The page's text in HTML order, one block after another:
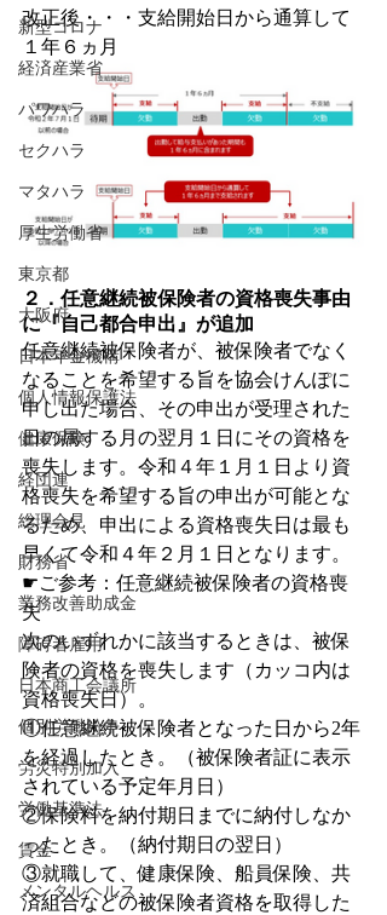
新型コロナ
経済産業省
パワハラ
セクハラ
マタハラ
厚生労働省
東京都
大阪府
日本年金機構
個人情報保護法
健康保険
経団連
総理会見
財務省
業務改善助成金
障碍者雇用
日本商工会議所
個別労働紛争
労災特別加入
労働基準法
賃金
メンタルヘルス
改正後・・・支給開始日から通算して
１年６ヵ月
２．任意継続被保険者の資格喪失事由
に『自己都合申出』が追加
任意継続被保険者が、被保険者でなく
なることを希望する旨を協会けんぽに
申し出た場合、その申出が受理された
日の属する月の翌月１日にその資格を
喪失します。令和４年１月１日より資
格喪失を希望する旨の申出が可能とな
るため、申出による資格喪失日は最も
早くて令和４年２月１日となります。
☛ご参考：任意継続被保険者の資格喪
失
次のいずれかに該当するときは、被保
険者の資格を喪失します（カッコ内は
資格喪失日）。
①任意継続被保険者となった日から2年
を経過したとき。（被保険者証に表示
されている予定年月日）
②保険料を納付期日までに納付しなか
ったとき。（納付期日の翌日）
③就職して、健康保険、船員保険、共
済組合などの被保険者資格を取得した